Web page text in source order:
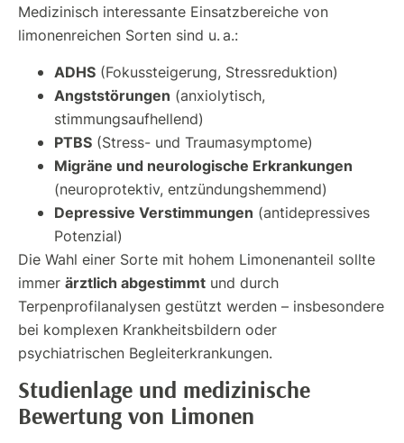
Medizinisch interessante Einsatzbereiche von
limonenreichen Sorten sind u. a.:
ADHS (Fokussteigerung, Stressreduktion)
Angststörungen (anxiolytisch,
stimmungsaufhellend)
PTBS (Stress- und Traumasymptome)
Migräne und neurologische Erkrankungen
(neuroprotektiv, entzündungshemmend)
Depressive Verstimmungen (antidepressives
Potenzial)
Die Wahl einer Sorte mit hohem Limonenanteil sollte
immer ärztlich abgestimmt und durch
Terpenprofilanalysen gestützt werden – insbesondere
bei komplexen Krankheitsbildern oder
psychiatrischen Begleiterkrankungen.
Studienlage und medizinische
Bewertung von Limonen